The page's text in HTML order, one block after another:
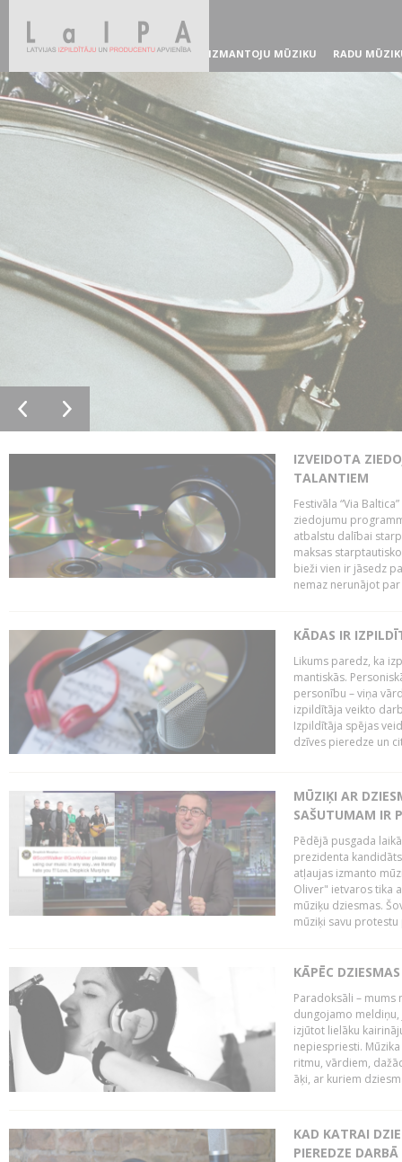
IZMANTOJU MŪZIKU RADU
IZVEIDOTA
TALANTIEM
Festivāla “Via
ziedojumu
atbalstu dalībai
maksas
bieži vien ir jāsedz
nemaz nerunājot
KĀDAS IR
Likums paredz, ka
mantiskās.
personību – viņa
izpildītāja veikto
Izpildītāja spējas
dzīves pieredze un
MŪZIĶI AR
SAŠUTUMAM IR
Pēdējā pusgada
prezidenta
atļaujas izmanto
Oliver" ietvaros tika
mūziķu dziesmas.
mūziķi savu
KĀPĒC
Paradoksāli – mums
dungojamo
izjūtot lielāku
nepiespriesti.
ritmu, vārdiem,
āķi, ar kuriem
KAD KATRAI
PIEREDZE